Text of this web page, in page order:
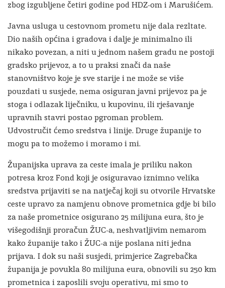
zbog izgubljene četiri godine pod HDZ-om i Marušićem.
Javna usluga u cestovnom prometu nije dala rezltate.
Dio naših općina i gradova i dalje je minimalno ili
nikako povezan, a niti u jednom našem gradu ne postoji
gradsko prijevoz, a to u praksi znači da naše
stanovništvo koje je sve starije i ne može se više
pouzdati u susjede, nema osiguran javni prijevoz pa je
stoga i odlazak liječniku, u kupovinu, ili rješavanje
upravnih stavri postao pgroman problem.
Udvostručit ćemo sredstva i linije. Druge županije to
mogu pa to možemo i moramo i mi.
Županijska uprava za ceste imala je priliku nakon
potresa kroz Fond koji je osiguravao iznimno velika
sredstva prijaviti se na natječaj koji su otvorile Hrvatske
ceste upravo za namjenu obnove prometnica gdje bi bilo
za naše prometnice osigurano 25 milijuna eura, što je
višegodišnji proračun ŽUC-a, neshvatljivim nemarom
kako županije tako i ŽUC-a nije poslana niti jedna
prijava. I dok su naši susjedi, primjerice Zagrebačka
županija je povukla 80 milijuna eura, obnovili su 250 km
prometnica i zaposlili svoju operativu, mi smo to